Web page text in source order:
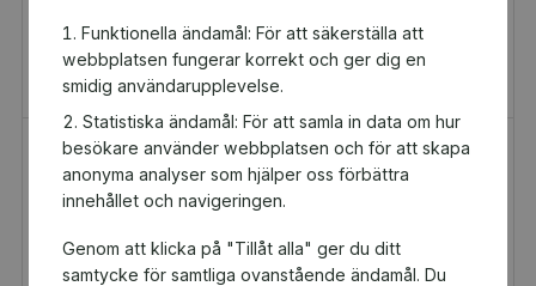
Funktionella ändamål: För att säkerställa att
webbplatsen fungerar korrekt och ger dig en
smidig användarupplevelse.
Statistiska ändamål: För att samla in data om hur
besökare använder webbplatsen och för att skapa
anonyma analyser som hjälper oss förbättra
innehållet och navigeringen.
Genom att klicka på "Tillåt alla" ger du ditt
samtycke för samtliga ovanstående ändamål. Du
H&M Presentkort
Presentkort
Du och Marsvinsholms
IF får 5 kr tillbaka
Golfamore
Presentkort
Du och Marsvinsholms
IF får 29,75 kr tillbaka